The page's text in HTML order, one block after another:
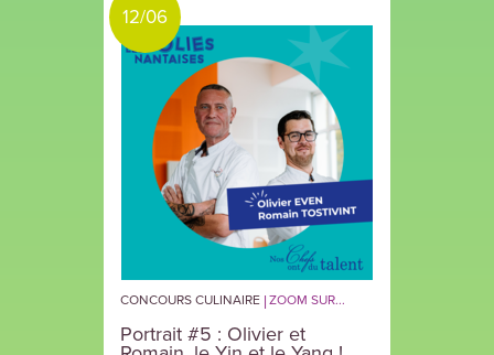
12/06
CONCOURS CULINAIRE ZOOM SUR...
Portrait #5 : Olivier et